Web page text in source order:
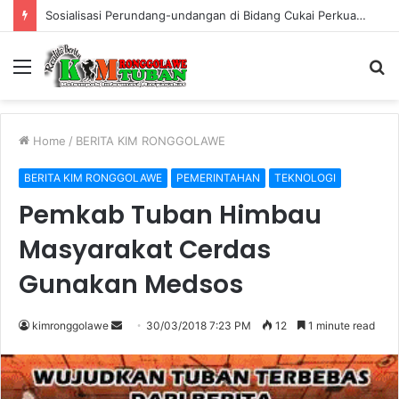
Warung Bambu di Jalan Raya Kerek Terbakar, Kerugian Ditaksir Rp30 Juta
Menu
Home / BERITA KIM RONGGOLAWE
BERITA KIM RONGGOLAWE PEMERINTAHAN TEKNOLOGI
Pemkab Tuban Himbau
Masyarakat Cerdas
Gunakan Medsos
kimronggolawe
n
d
30/03/2018 7:23 PM 12 1 minute read